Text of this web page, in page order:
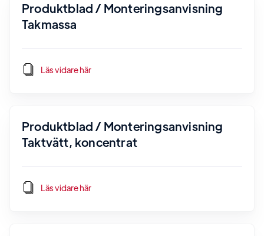
Produktblad / Monteringsanvisning
Takmassa
Läs vidare här
Produktblad / Monteringsanvisning
Taktvätt, koncentrat
Läs vidare här